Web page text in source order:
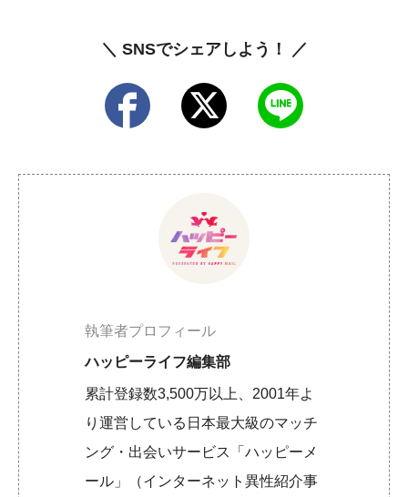
＼ SNSでシェアしよう！ ／
執筆者プロフィール
ハッピーライフ編集部
累計登録数3,500万以上、2001年よ
り運営している日本最大級のマッチ
ング・出会いサービス「ハッピーメ
ール」（インターネット異性紹介事